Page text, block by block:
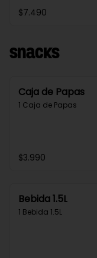
$7.490
Snacks
Caja de Papas
1 Caja de Papas
$3.990
Bebida 1.5L
1 Bebida 1.5L